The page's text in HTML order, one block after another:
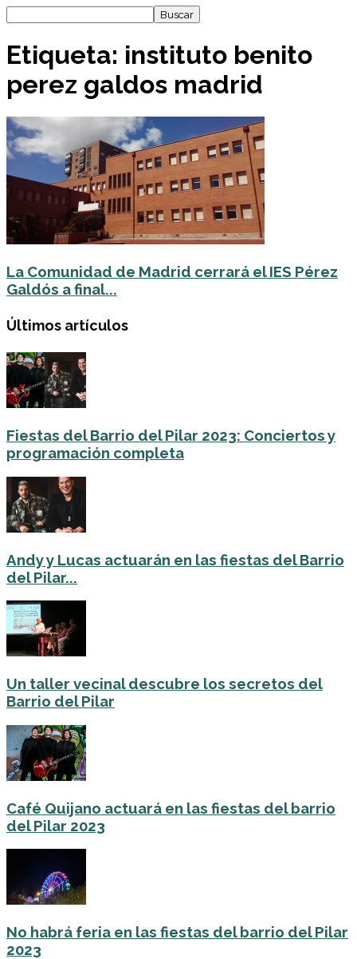
Etiqueta: instituto benito
perez galdos madrid
La Comunidad de Madrid cerrará el IES Pérez
Galdós a final...
Últimos artículos
Fiestas del Barrio del Pilar 2023: Conciertos y
programación completa
Andy y Lucas actuarán en las fiestas del Barrio
del Pilar...
Un taller vecinal descubre los secretos del
Barrio del Pilar
Café Quijano actuará en las fiestas del barrio
del Pilar 2023
No habrá feria en las fiestas del barrio del Pilar
2023